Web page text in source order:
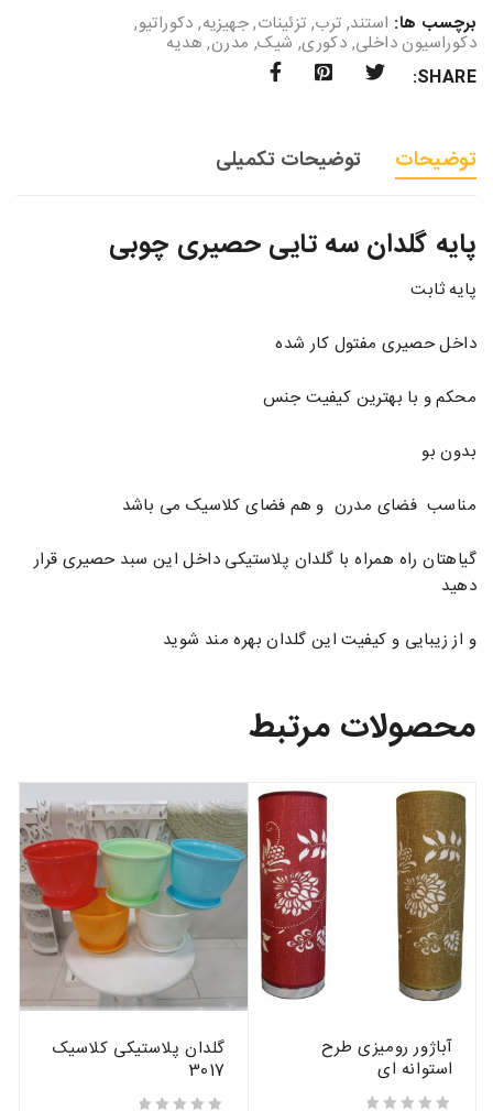
برچسب ها: استند, ترب, تزئینات,جهیزیه, دکوراتیو,
دکوراسیون داخلی, دکوری, شیک, مدرن, هدیه
SHARE:
توضیحات توضیحات تکمیلی
پایه گلدان سه تایی حصیری چوبی
پایه ثابت
داخل حصیری مفتول کار شده
محکم و با بهترین کیفیت جنس
بدون بو
مناسب فضای مدرن و هم فضای کلاسیک می باشد
گیاهتان راه همراه با گلدان پلاستیکی داخل این سبد حصیری قرار
دهید
و از زیبایی و کیفیت این گلدان بهره مند شوید
محصولات مرتبط
آباژور رومیزی طرح
استوانه ای
گلدان پلاستیکی کلاسیک
3017